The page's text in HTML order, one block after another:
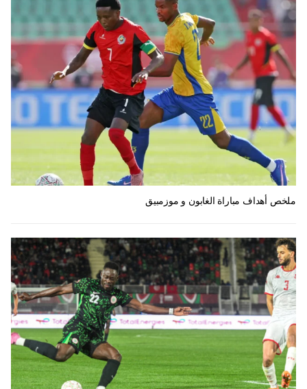
ملخص أهداف مباراة الغابون و موزمبيق